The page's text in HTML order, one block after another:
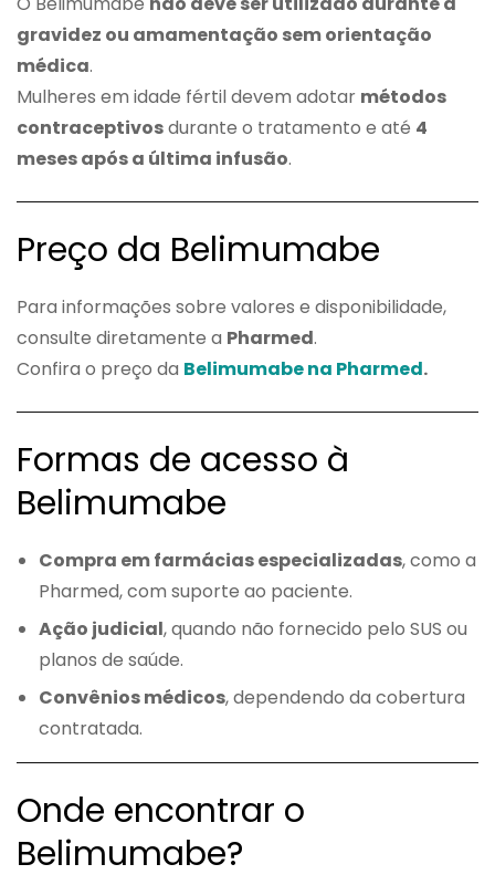
gravidez ou amamentação sem orientação
médica.
Mulheres em idade fértil devem adotar métodos
contraceptivosdurante o tratamento e até 4
meses após a última infusão.
Preço da Belimumabe
Para informações sobre valores e disponibilidade,
consulte diretamente a Pharmed.
Confira o preço da Belimumabe na Pharmed.
Formas de acesso à
Belimumabe
Compra em farmácias especializadas, como a
Pharmed, com suporte ao paciente.
Ação judicial, quando não fornecido pelo SUS ou
planos de saúde.
Convênios médicos, dependendo da cobertura
contratada.
Onde encontrar o
Belimumabe?